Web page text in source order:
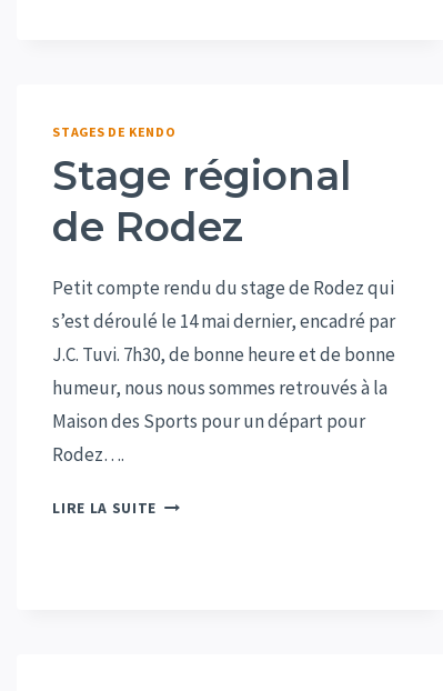
STAGES DE KENDO
Stage régional
de Rodez
Petit compte rendu du stage de Rodez qui
s’est déroulé le 14 mai dernier, encadré par
J.C. Tuvi. 7h30, de bonne heure et de bonne
humeur, nous nous sommes retrouvés à la
Maison des Sports pour un départ pour
Rodez….
LIRE LA SUITE STAGE